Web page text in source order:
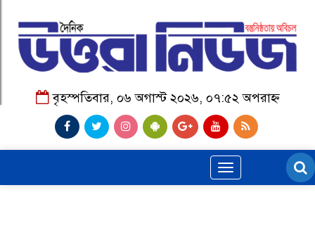
বৃহস্পতিবার, ০৬ অগাস্ট ২০২৬, ০৭:৫২ অপরাহ্ন
Toggle
navigation